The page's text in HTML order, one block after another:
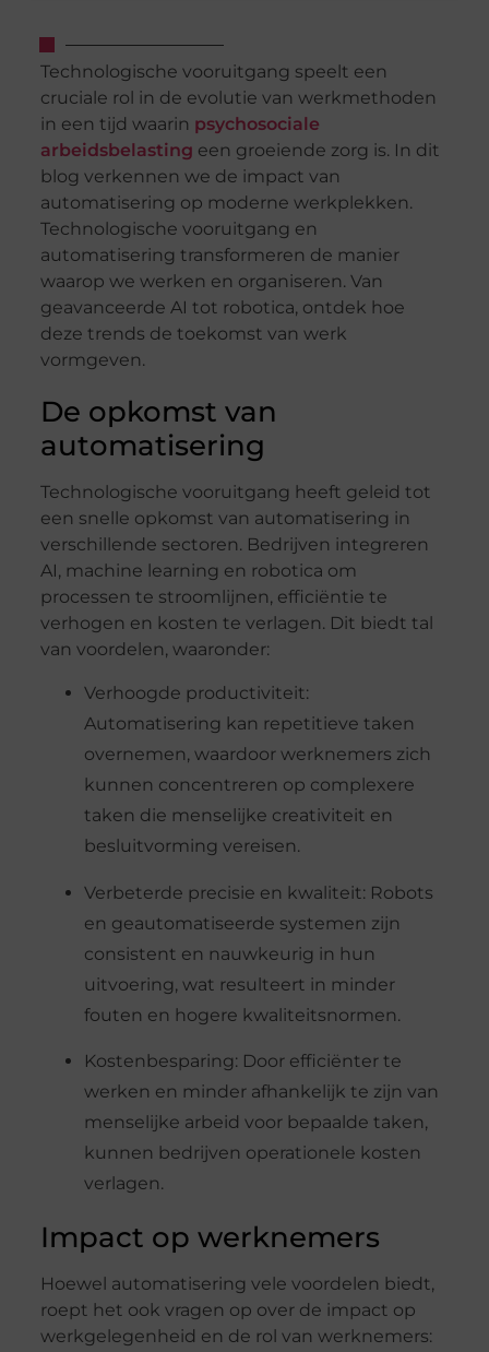
Technologische vooruitgang speelt een
cruciale rol in de evolutie van werkmethoden
in een tijd waarin psychosociale
arbeidsbelasting een groeiende zorg is. In dit
blog verkennen we de impact van
automatisering op moderne werkplekken.
Technologische vooruitgang en
automatisering transformeren de manier
waarop we werken en organiseren. Van
geavanceerde AI tot robotica, ontdek hoe
deze trends de toekomst van werk
vormgeven.
De opkomst van
automatisering
Technologische vooruitgang heeft geleid tot
een snelle opkomst van automatisering in
verschillende sectoren. Bedrijven integreren
AI, machine learning en robotica om
processen te stroomlijnen, efficiëntie te
verhogen en kosten te verlagen. Dit biedt tal
van voordelen, waaronder:
Verhoogde productiviteit:
Automatisering kan repetitieve taken
overnemen, waardoor werknemers zich
kunnen concentreren op complexere
taken die menselijke creativiteit en
besluitvorming vereisen.
Verbeterde precisie en kwaliteit: Robots
en geautomatiseerde systemen zijn
consistent en nauwkeurig in hun
uitvoering, wat resulteert in minder
fouten en hogere kwaliteitsnormen.
Kostenbesparing: Door efficiënter te
werken en minder afhankelijk te zijn van
menselijke arbeid voor bepaalde taken,
kunnen bedrijven operationele kosten
verlagen.
Impact op werknemers
Hoewel automatisering vele voordelen biedt,
roept het ook vragen op over de impact op
werkgelegenheid en de rol van werknemers: